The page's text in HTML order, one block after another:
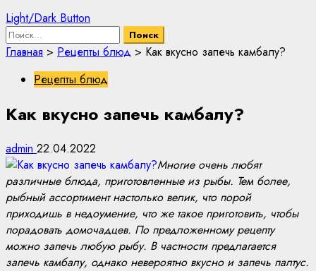
Light/Dark Button
Найти:
Главная > Рецепты блюд > Как вкусно запечь камбалу?
Рецепты блюд
Как вкусно запечь камбалу?
admin 22.04.2022
Многие очень любят
различные блюда, приготовленные из рыбы. Тем более,
рыбный ассортимент настолько велик, что порой
приходишь в недоумение, что же такое приготовить, чтобы
порадовать домочадцев. По предложенному рецепту
можно запечь любую рыбу. В частности предлагается
запечь камбалу, однако невероятно вкусно и запечь палтус.